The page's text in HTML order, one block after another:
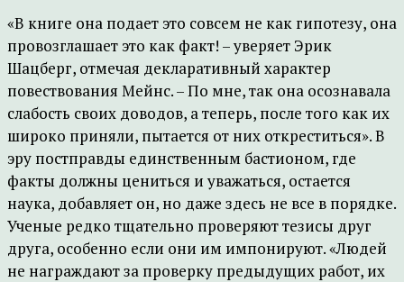
«В книге она подает это совсем не как гипотезу, она
провозглашает это как факт! – уверяет Эрик
Шацберг, отмечая декларативный характер
повествования Мейнс. – По мне, так она осознавала
слабость своих доводов, а теперь, после того как их
широко приняли, пытается от них откреститься». В
эру постправды единственным бастионом, где
факты должны цениться и уважаться, остается
наука, добавляет он, но даже здесь не все в порядке.
Ученые редко тщательно проверяют тезисы друг
друга, особенно если они им импонируют. «Людей
не награждают за проверку предыдущих работ, их